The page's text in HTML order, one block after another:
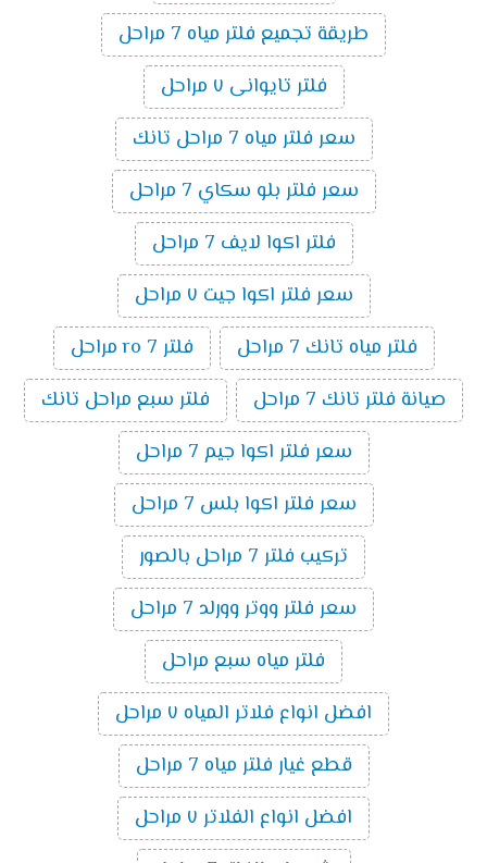
طريقة تجميع فلتر مياه 7 مراحل
فلتر تايوانى ٧ مراحل
سعر فلتر مياه 7 مراحل تانك
سعر فلتر بلو سكاي 7 مراحل
فلتر اكوا لايف 7 مراحل
سعر فلتر اكوا جيت ٧ مراحل
فلتر مياه تانك 7 مراحل
فلتر ro 7 مراحل
صيانة فلتر تانك 7 مراحل
فلتر سبع مراحل تانك
سعر فلتر اكوا جيم 7 مراحل
سعر فلتر اكوا بلس 7 مراحل
تركيب فلتر 7 مراحل بالصور
سعر فلتر ووتر وورلد 7 مراحل
فلتر مياه سبع مراحل
افضل انواع فلاتر المياه ٧ مراحل
قطع غيار فلتر مياه 7 مراحل
افضل انواع الفلاتر ٧ مراحل